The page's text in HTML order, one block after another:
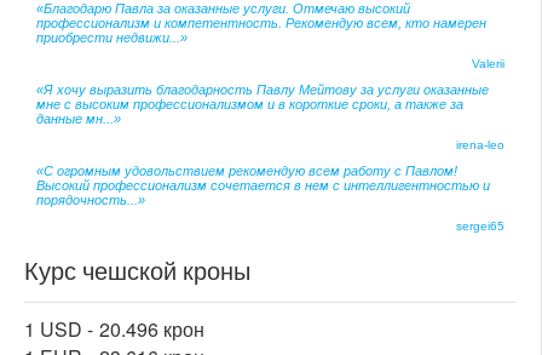
«Благодарю Павла за оказанные услуги. Отмечаю высокий
профессионализм и компетентность. Рекомендую всем, кто намерен
приобрести недвижи...»
Valerii
«Я хочу выразить благодарность Павлу Мейтову за услуги оказанные
мне с высоким профессионализмом и в короткие сроки, а также за
данные мн...»
irena-leo
«С огромным удовольствием рекомендую всем работу с Павлом!
Высокий профессионализм сочетается в нем с интеллигентностью и
порядочность...»
sergei65
Курс чешской кроны
1 USD - 20.496 крон